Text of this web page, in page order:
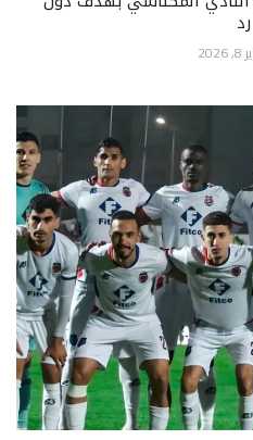
رد